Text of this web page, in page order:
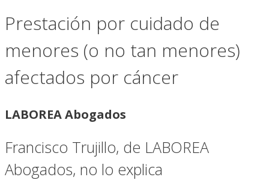
Prestación por cuidado de
menores (o no tan menores)
afectados por cáncer
LABOREA Abogados
Francisco Trujillo, de LABOREA
Abogados, no lo explica